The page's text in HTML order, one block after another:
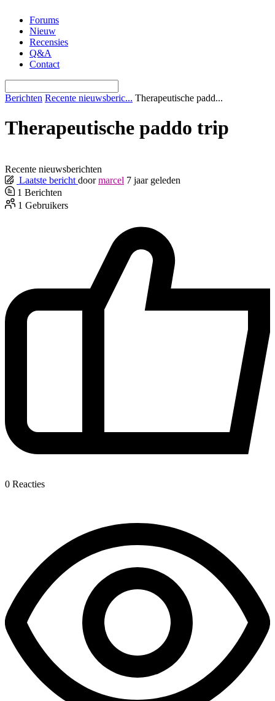
naar
inhoud
Forums
Nieuw
Recensies
Q&A
Contact
Berichten Recente nieuwsberic... Therapeutische padd...
Therapeutische paddo trip
Recente nieuwsberichten
Laatste bericht door marcel 7 jaar geleden
1 Berichten
1 Gebruikers
0 Reacties